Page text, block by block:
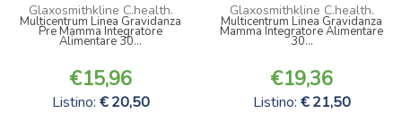
Glaxosmithkline C.health.
Multicentrum Linea Gravidanza
Pre Mamma Integratore
Alimentare 30...
15,96
Listino: 20,50
Glaxosmithkline C.health.
Multicentrum Linea Gravidanza
Mamma Integratore Alimentare
30...
19,36
Listino: 21,50